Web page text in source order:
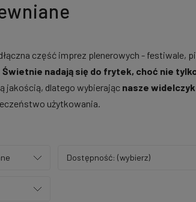
część imprez plenerowych - festiwale,
Świetnie nadają się do frytek, choć nie
jakością, dlatego wybierając nasze
użytkowania.
Dostępność: (wybierz)